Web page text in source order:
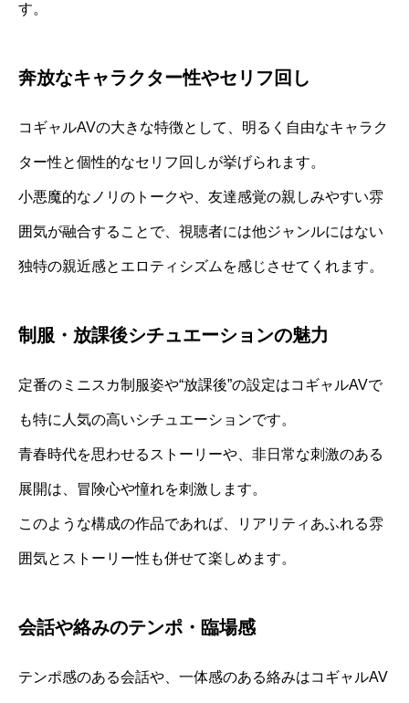
す。
奔放なキャラクター性やセリフ回し
コギャルAVの大きな特徴として、明るく自由なキャラク
ター性と個性的なセリフ回しが挙げられます。
小悪魔的なノリのトークや、友達感覚の親しみやすい雰
囲気が融合することで、視聴者には他ジャンルにはない
独特の親近感とエロティシズムを感じさせてくれます。
制服・放課後シチュエーションの魅力
定番のミニスカ制服姿や“放課後”の設定はコギャルAVで
も特に人気の高いシチュエーションです。
青春時代を思わせるストーリーや、非日常な刺激のある
展開は、冒険心や憧れを刺激します。
このような構成の作品であれば、リアリティあふれる雰
囲気とストーリー性も併せて楽しめます。
会話や絡みのテンポ・臨場感
テンポ感のある会話や、一体感のある絡みはコギャルAV